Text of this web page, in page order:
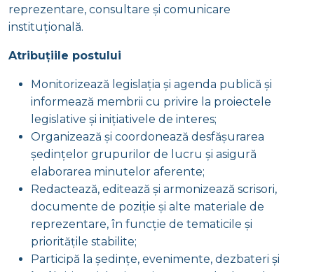
reprezentare, consultare și comunicare
instituțională.
Atribuțiile postului
Monitorizează legislația și agenda publică și
informează membrii cu privire la proiectele
legislative și inițiativele de interes;
Organizează și coordonează desfășurarea
ședințelor grupurilor de lucru și asigură
elaborarea minutelor aferente;
Redactează, editează și armonizează scrisori,
documente de poziție și alte materiale de
reprezentare, în funcție de tematicile și
prioritățile stabilite;
Participă la ședințe, evenimente, dezbateri și